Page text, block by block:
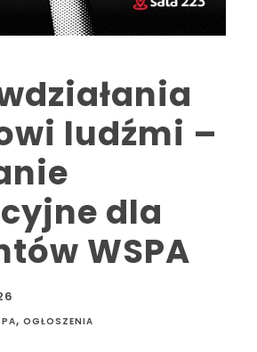
ludźmi –
dla
WSPA
, OGŁOSZENIA